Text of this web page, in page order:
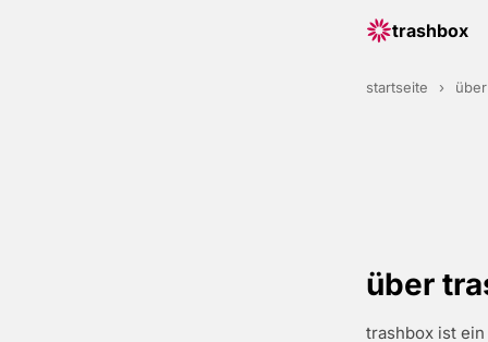
trashbox
startseite ›
über
trashbox ist